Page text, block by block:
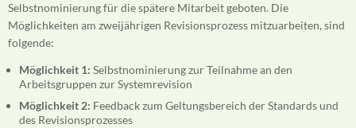
Selbstnominierung für die spätere Mitarbeit geboten. Die
Möglichkeiten am zweijährigen Revisionsprozess mitzuarbeiten, sind
folgende:
Möglichkeit 1: Selbstnominierung zur Teilnahme an den
Arbeitsgruppen zur Systemrevision
Möglichkeit 2: Feedback zum Geltungsbereich der Standards und
des Revisionsprozesses